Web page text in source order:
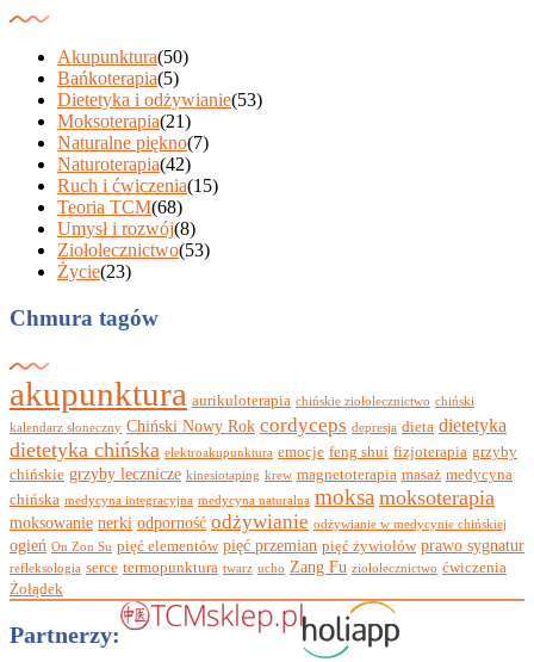
Akupunktura(50)
Bańkoterapia(5)
Dietetyka i odżywianie(53)
Moksoterapia(21)
Naturalne piękno(7)
Naturoterapia(42)
Ruch i ćwiczenia(15)
Teoria TCM(68)
Umysł i rozwój(8)
Ziołolecznictwo(53)
Życie(23)
Chmura tagów
akupunktura aurikuloterapia chińskie ziołolecznictwo chiński
kalendarz słoneczny Chiński Nowy Rok cordyceps depresja dieta dietetyka
dietetyka chińska elektroakupunktura emocje feng shui fizjoterapia grzyby
chińskie grzyby lecznicze kinesiotaping krew magnetoterapia masaż medycyna
chińska medycyna integracyjna medycyna naturalna moksa moksoterapia
moksowanie nerki odporność odżywianie odżywianie w medycynie chińskiej
ogień On Zon Su pięć elementów pięć przemian pięć żywiołów prawo sygnatur
refleksologia serce termopunktura twarz ucho Zang Fu ziołolecznictwo ćwiczenia
Żołądek
Partnerzy: